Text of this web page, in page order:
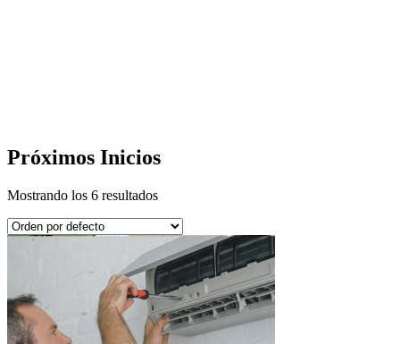
Próximos Inicios
Mostrando los 6 resultados